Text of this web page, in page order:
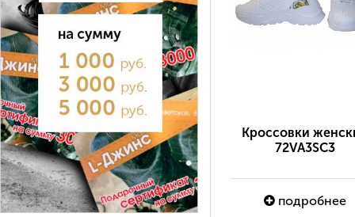
Кроссовки
72VA3SC3
подробнее